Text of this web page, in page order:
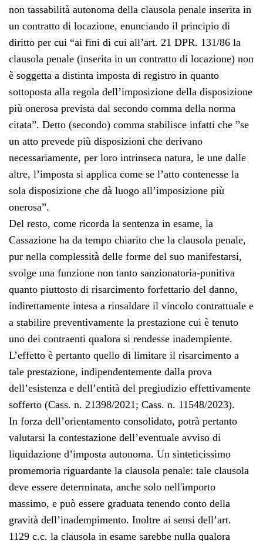
non tassabilità autonoma della clausola penale inserita in
un contratto di locazione, enunciando il principio di
diritto per cui “ai fini di cui all’art. 21 DPR. 131/86 la
clausola penale (inserita in un contratto di locazione) non
è soggetta a distinta imposta di registro in quanto
sottoposta alla regola dell’imposizione della disposizione
più onerosa prevista dal secondo comma della norma
citata”. Detto (secondo) comma stabilisce infatti che ”se
un atto prevede più disposizioni che derivano
necessariamente, per loro intrinseca natura, le une dalle
altre, l’imposta si applica come se l’atto contenesse la
sola disposizione che dà luogo all’imposizione più
onerosa”.
Del resto, come ricorda la sentenza in esame, la
Cassazione ha da tempo chiarito che la clausola penale,
pur nella complessità delle forme del suo manifestarsi,
svolge una funzione non tanto sanzionatoria-punitiva
quanto piuttosto di risarcimento forfettario del danno,
indirettamente intesa a rinsaldare il vincolo contrattuale e
a stabilire preventivamente la prestazione cui è tenuto
uno dei contraenti qualora si rendesse inadempiente.
L’effetto è pertanto quello di limitare il risarcimento a
tale prestazione, indipendentemente dalla prova
dell’esistenza e dell’entità del pregiudizio effettivamente
sofferto (Cass. n. 21398/2021; Cass. n. 11548/2023).
In forza dell’orientamento consolidato, potrà pertanto
valutarsi la contestazione dell’eventuale avviso di
liquidazione d’imposta autonoma. Un sinteticissimo
promemoria riguardante la clausola penale: tale clausola
deve essere determinata, anche solo nell'importo
massimo, e può essere graduata tenendo conto della
gravità dell’inadempimento. Inoltre ai sensi dell’art.
1129 c.c. la clausola in esame sarebbe nulla qualora